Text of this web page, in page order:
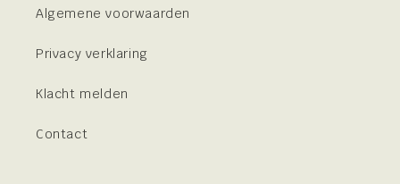
Algemene voorwaarden
Privacy verklaring
Klacht melden
Contact